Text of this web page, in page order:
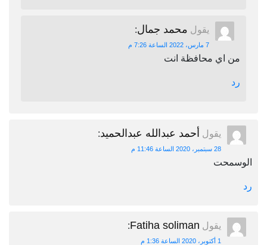
يقول محمد جمال:
7 مارس، 2022 الساعة 7:26 م
من اي محافظة انت
رد
يقول أحمد عبدالله عبدالحميد:
28 سبتمبر، 2020 الساعة 11:46 م
الوسمحت
رد
يقول Fatiha soliman
:
1 أكتوبر، 2020 الساعة 1:36 م